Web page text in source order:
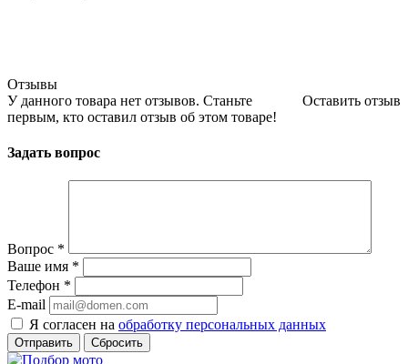
Отзывы
Оставить отзыв
У данного товара нет отзывов. Станьте
первым, кто оставил отзыв об этом товаре!
Задать вопрос
Вопрос *
Ваше имя *
Телефон *
E-mail
Я согласен на обработку персональных данных
Сбросить